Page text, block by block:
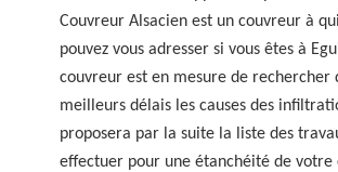
Couvreur Alsacien est un couvreur à
pouvez vous adresser si vous êtes à
couvreur est en mesure de rechercher
meilleurs délais les causes des
proposera par la suite la liste des
effectuer pour une étanchéité de votre